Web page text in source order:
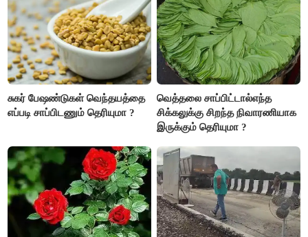
சுகர் பேஷண்டுகள் வெந்தயத்தை
எப்படி சாப்பிடணும் தெரியுமா ?
வெத்தலை சாப்பிட்டால்எந்த
சிக்கலுக்கு சிறந்த நிவாரணியாக
இருக்கும் தெரியுமா ?